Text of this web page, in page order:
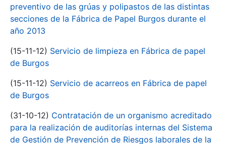
preventivo de las grúas y polipastos de las distintas
secciones de la Fábrica de Papel Burgos durante el
año 2013
(15-11-12) Servicio de limpieza en Fábrica de papel
de Burgos
(15-11-12) Servicio de acarreos en Fábrica de papel
de Burgos
(31-10-12) Contratación de un organismo acreditado
para la realización de auditorías internas del Sistema
de Gestión de Prevención de Riesgos laborales de la